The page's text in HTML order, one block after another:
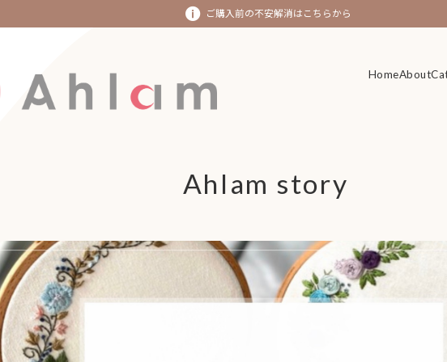
ご購入前の不安解消はこちらから
HomeAbout
HomeAbout
Ahlam story